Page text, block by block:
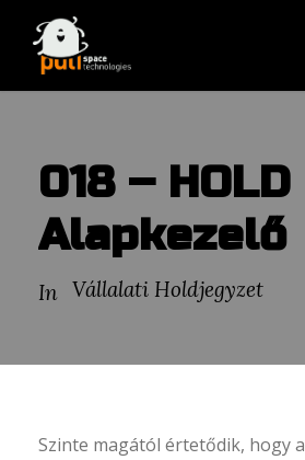
018 – HOLD
Alapkezelő
In Vállalati Holdjegyzet
Szinte magától értetődik, hogy a